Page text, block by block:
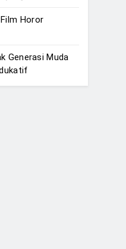
Film Horor
Generasi Muda